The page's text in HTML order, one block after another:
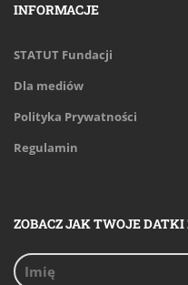
INFORMACJE
STATUT Fundacji
Dla mediów
Polityka Prywatności
Regulamin
ZOBACZ JAK TWOJE